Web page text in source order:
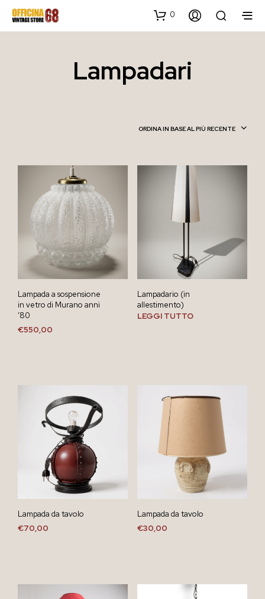
0
Lampadari
ORDINA IN BASE AL PIÙ RECENTE
Lampada a sospensione
in vetro di Murano anni
’80
€550,00
Lampadario (in
allestimento)
LEGGI TUTTO
Lampada da tavolo
€70,00
Lampada da tavolo
€30,00